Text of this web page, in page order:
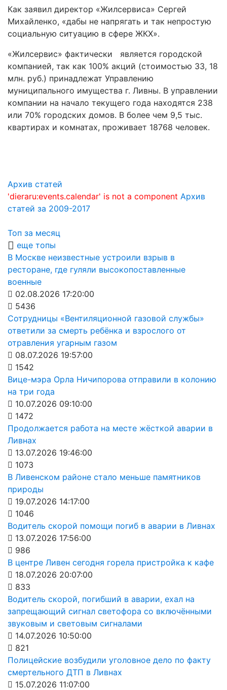
Как заявил директор «Жилсервиса» Сергей
Михайленко, «дабы не напрягать и так непростую
социальную ситуацию в сфере ЖКХ».
«Жилсервис» фактически является городской
компанией, так как 100% акций (стоимостью 33, 18
млн. руб.) принадлежат Управлению
муниципального имущества г. Ливны. В управлении
компании на начало текущего года находятся 238
или 70% городских домов. В более чем 9,5 тыс.
квартирах и комнатах, проживает 18768 человек.
Архив статей
'dieraru:events.calendar' is not a component Архив
статей за 2009-2017
Топ за месяц
еще топы
В Москве неизвестные устроили взрыв в
ресторане, где гуляли высокопоставленные
военные
02.08.2026 17:20:00
5436
Сотрудницы «Вентиляционной газовой службы»
ответили за смерть ребёнка и взрослого от
отравления угарным газом
08.07.2026 19:57:00
1542
Вице-мэра Орла Ничипорова отправили в колонию
на три года
10.07.2026 09:10:00
1472
Продолжается работа на месте жёсткой аварии в
Ливнах
13.07.2026 19:46:00
1073
В Ливенском районе стало меньше памятников
природы
19.07.2026 14:17:00
1046
Водитель скорой помощи погиб в аварии в Ливнах
13.07.2026 17:56:00
986
В центре Ливен сегодня горела пристройка к кафе
18.07.2026 20:07:00
833
Водитель скорой, погибший в аварии, ехал на
запрещающий сигнал светофора со включёнными
звуковым и световым сигналами
14.07.2026 10:50:00
821
Полицейские возбудили уголовное дело по факту
смертельного ДТП в Ливнах
15.07.2026 11:07:00